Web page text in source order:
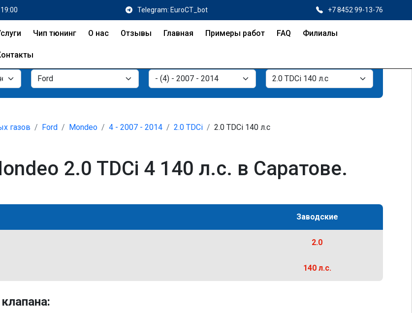
Telegram: EuroCT_bot +7 8452 99-13-76
Чип тюнинг О нас Отзывы Главная Примеры работ FAQ Филиалы
газов Ford Mondeo 4 - 2007 - 2014 2.0 TDCi 2.0 TDCi 140 л.с
2.0 TDCi 4 140 л.с. в Саратове.
Заводские
2.0
140 л.с.